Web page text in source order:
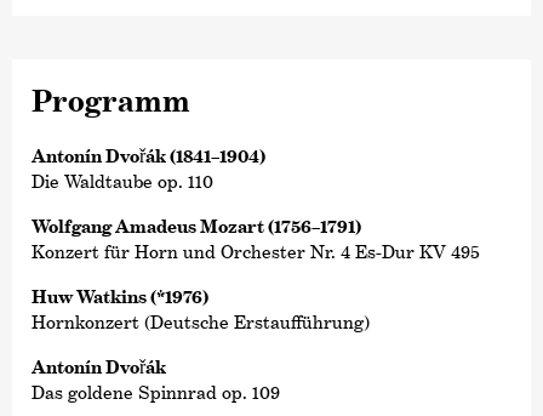
Programm
Antonín Dvořák (1841–1904)
Die Waldtaube op. 110
Wolfgang Amadeus Mozart (1756–1791)
Konzert für Horn und Orchester Nr. 4 Es-Dur KV 495
Huw Watkins (*1976)
Hornkonzert (Deutsche Erstaufführung)
Antonín Dvořák
Das goldene Spinnrad op. 109